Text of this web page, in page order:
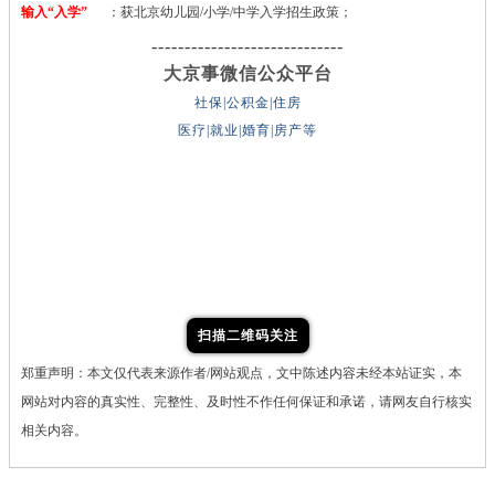
输入“入学” ：获北京幼儿园/小学/中学入学招生政策；
-----------------------------
大京事微信公众平台
社保|公积金|住房
医疗|就业|婚育|房产等
扫描二维码关注
郑重声明：本文仅代表来源作者/网站观点，文中陈述内容未经本站证实，本
网站对内容的真实性、完整性、及时性不作任何保证和承诺，请网友自行核实
相关内容。